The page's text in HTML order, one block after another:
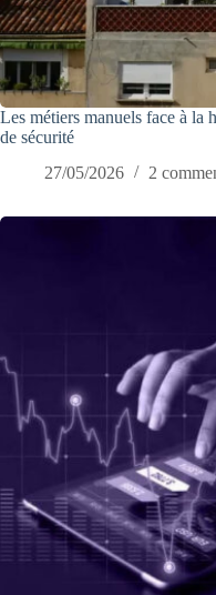
Les métiers manuels face à la
de sécurité
27/05/2026
2